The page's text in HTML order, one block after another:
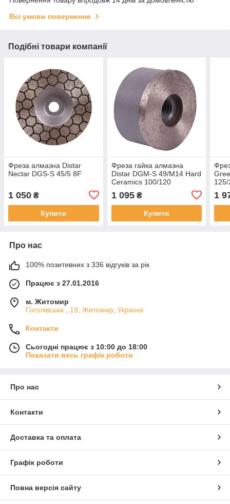
Всі умови повернення
Подібні товари компанії
Фреза алмазна Distar
Nectar DGS-S 45/5 8F
1 050 ₴
Купити
Фреза гайка алмазна
Distar DGM-S 49/M14 Hard
Ceramics 100/120
1 095₴
Купити
1
Про нас
100% позитивних з 336 відгуків за рік
Працює з 27.01.2016
м. Житомир
Гоголівська , 19, Житомир, Україна
Контакти
Сьогодні працює з 10:00 до 18:00
Показати весь графік роботи
Про нас
Контакти
Доставка та оплата
Графік роботи
Повна версія сайту